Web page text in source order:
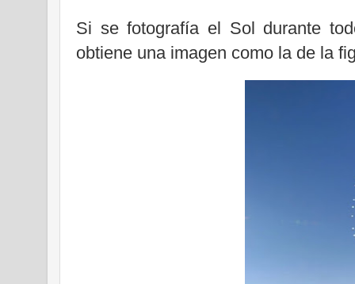
Si se fotografía el Sol durante
obtiene una imagen como la de la